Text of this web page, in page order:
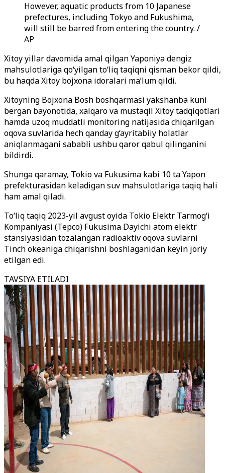
However, aquatic products from 10 Japanese
prefectures, including Tokyo and Fukushima,
will still be barred from entering the country. /
AP
Xitoy yillar davomida amal qilgan Yaponiya dengiz
mahsulotlariga qo‘yilgan to‘liq taqiqni qisman bekor qildi,
bu haqda Xitoy bojxona idoralari ma’lum qildi.
Xitoyning Bojxona Bosh boshqarmasi yakshanba kuni
bergan bayonotida, xalqaro va mustaqil Xitoy tadqiqotlari
hamda uzoq muddatli monitoring natijasida chiqarilgan
oqova suvlarida hech qanday g‘ayritabiiy holatlar
aniqlanmagani sababli ushbu qaror qabul qilinganini
bildirdi.
Shunga qaramay, Tokio va Fukusima kabi 10 ta Yapon
prefekturasidan keladigan suv mahsulotlariga taqiq hali
ham amal qiladi.
To‘liq taqiq 2023-yil avgust oyida Tokio Elektr Tarmog‘i
Kompaniyasi (Tepco) Fukusima Dayichi atom elektr
stansiyasidan tozalangan radioaktiv oqova suvlarni
Tinch okeaniga chiqarishni boshlaganidan keyin joriy
etilgan edi.
TAVSIYA ETILADI